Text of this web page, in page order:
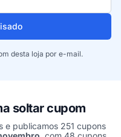
desta loja por e-mail.
soltar cupom
e publicamos 251 cupons